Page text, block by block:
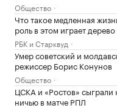
Общество
Что такое медленная
роль в этом играет дерево
РБК и Старквуд
Умер советский и
режиссер Борис Конунов
Общество
ЦСКА и «Ростов» сыграли
ничью в матче РПЛ